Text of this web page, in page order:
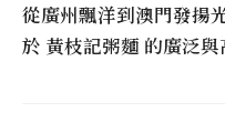
從廣州飄洋到澳門發揚
於 黃枝記粥麵 的廣泛